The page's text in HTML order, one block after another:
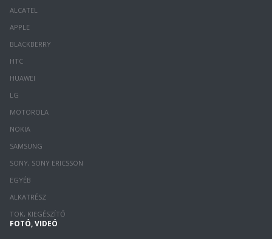
ALCATEL
APPLE
BLACKBERRY
HTC
HUAWEI
LG
MOTOROLA
NOKIA
SAMSUNG
SONY, SONY ERICSSON
EGYÉB
ALKATRÉSZ
TOK, KIEGÉSZÍTŐ
FOTÓ, VIDEÓ